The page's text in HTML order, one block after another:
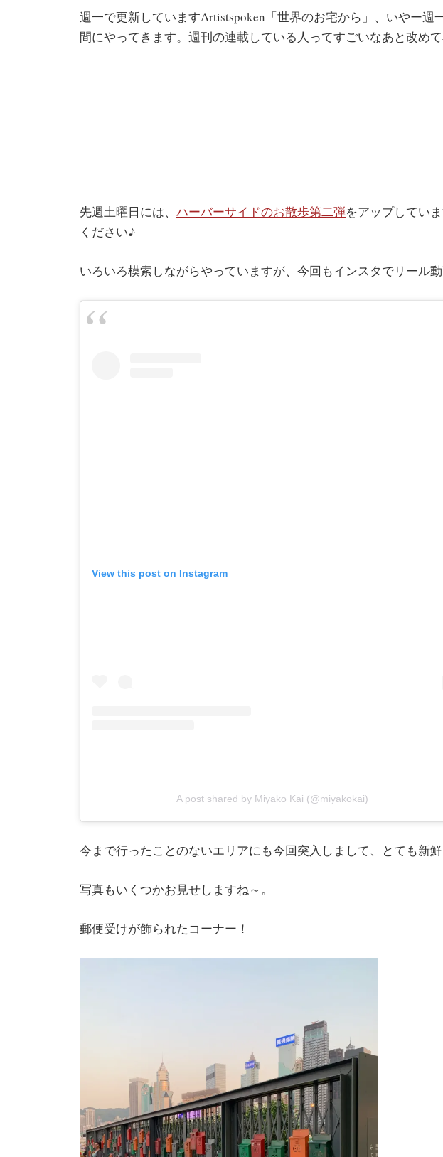
週一で更新していますArtistspoken「世界のお宅から」、いやー週
間にやってきます。週刊の連載している人ってすごいなあと改めて
先週土曜日には、 ハーバーサイドのお散歩第二弾をアップしてい
ください♪
いろいろ模索しながらやっていますが、今回もインスタでリール動
View this post on Instagram
A post shared by Miyako Kai (@miyakokai)
今まで行ったことのないエリアにも今回突入しまして、とても新鮮
写真もいくつかお見せしますね～。
郵便受けが飾られたコーナー！